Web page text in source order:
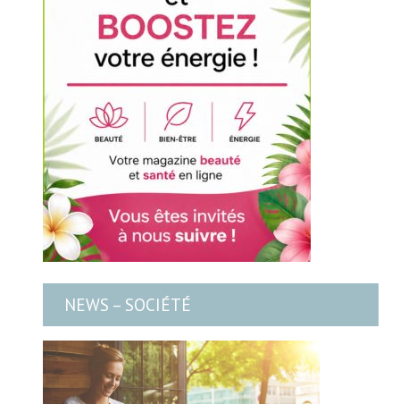
NEWS – SOCIÉTÉ